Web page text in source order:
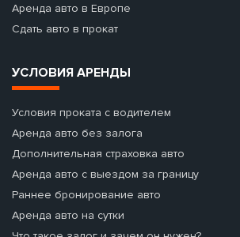
Аренда авто в Европе
Сдать авто в прокат
УСЛОВИЯ АРЕНДЫ
Условия проката с водителем
Аренда авто без залога
Дополнительная страховка авто
Аренда авто с выездом за границу
Раннее бронирование авто
Аренда авто на сутки